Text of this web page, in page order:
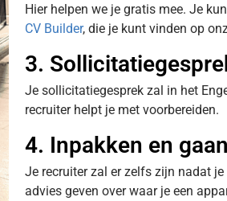
Hier helpen we je gratis mee. Je
CV Builder, die je kunt vinden op
3.
Je sollicitatiegesprek zal in het
recruiter helpt je met voorbereiden.
4. Inpakken en
Je recruiter zal er zelfs zijn nadat
advies geven over waar je een